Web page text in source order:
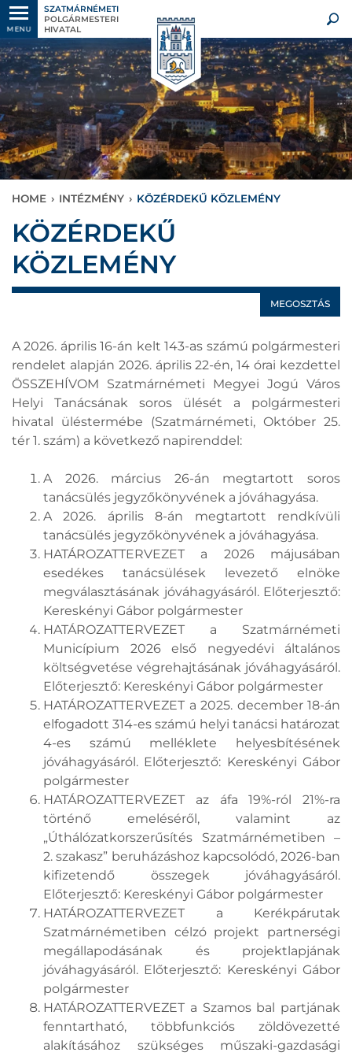
MENU
SZATMÁRNÉMETI
POLGÁRMESTERI
HIVATAL
HOME › INTÉZMÉNY › KÖZÉRDEKŰ KÖZLEMÉNY
KÖZÉRDEKŰ
KÖZLEMÉNY
MEGOSZTÁS
A 2026. április 16-án kelt 143-as számú polgármesteri
rendelet alapján 2026. április 22-én, 14 órai kezdettel
ÖSSZEHÍVOM Szatmárnémeti Megyei Jogú Város
Helyi Tanácsának soros ülését a polgármesteri
hivatal üléstermébe (Szatmárnémeti, Október 25.
tér 1. szám) a következő napirenddel:
A 2026. március 26-án megtartott soros
tanácsülés jegyzőkönyvének a jóváhagyása.
A 2026. április 8-án megtartott rendkívüli
tanácsülés jegyzőkönyvének a jóváhagyása.
HATÁROZATTERVEZET a 2026 májusában
esedékes tanácsülések levezető elnöke
megválasztásának jóváhagyásáról. Előterjesztő:
Kereskényi Gábor polgármester
HATÁROZATTERVEZET a Szatmárnémeti
Municípium 2026 első negyedévi általános
költségvetése végrehajtásának jóváhagyásáról.
Előterjesztő: Kereskényi Gábor polgármester
HATÁROZATTERVEZET a 2025. december 18-án
elfogadott 314-es számú helyi tanácsi határozat
4-es számú melléklete helyesbítésének
jóváhagyásáról. Előterjesztő: Kereskényi Gábor
polgármester
HATÁROZATTERVEZET az áfa 19%-ról 21%-ra
történő emeléséről, valamint az
„Úthálózatkorszerűsítés Szatmárnémetiben –
2. szakasz” beruházáshoz kapcsolódó, 2026-ban
kifizetendő összegek jóváhagyásáról.
Előterjesztő: Kereskényi Gábor polgármester
HATÁROZATTERVEZET a Kerékpárutak
Szatmárnémetiben célzó projekt partnerségi
megállapodásának és projektlapjának
jóváhagyásáról. Előterjesztő: Kereskényi Gábor
polgármester
HATÁROZATTERVEZET a Szamos bal partjának
fenntartható, többfunkciós zöldövezetté
alakításához szükséges műszaki-gazdasági